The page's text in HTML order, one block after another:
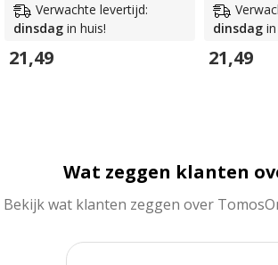
Verwachte levertijd:
dinsdag in huis!
21,49
dinsdag
21,49
Wat zeggen klanten
Bekijk wat klanten zeggen over